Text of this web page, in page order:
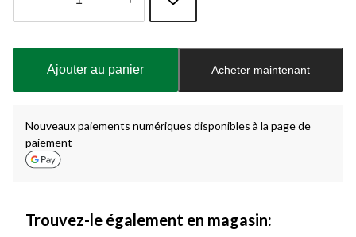
à
Ajouter au panier Acheter maintenant
Nouveaux paiements numériques disponibles à la page de
paiement
Trouvez-le également en magasin: